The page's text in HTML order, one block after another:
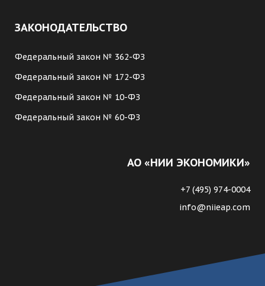
ЗАКОНОДАТЕЛЬСТВО
Федеральный закон № 362-ФЗ
Федеральный закон № 172-ФЗ
Федеральный закон № 10-ФЗ
Федеральный закон № 60-ФЗ
АО «НИИ ЭКОНОМИКИ»
+7 (495) 974-0004
info@niieap.com